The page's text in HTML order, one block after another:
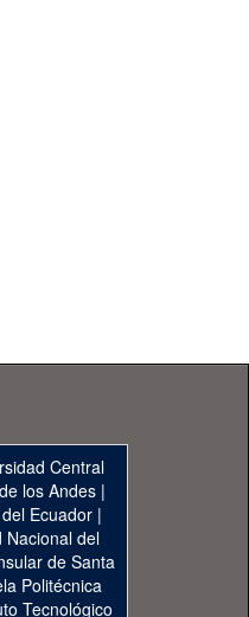
Central
los Andes|
Ecuador|
Nacional del
de Santa
Politécnica
Tecnológico